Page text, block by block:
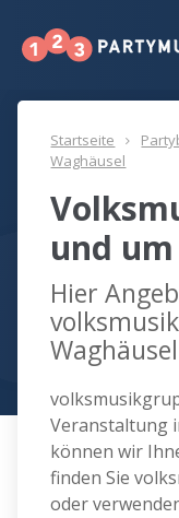
Startseite
Waghäusel
und
Hier
Veranstaltung
können wir
finden Sie
oder